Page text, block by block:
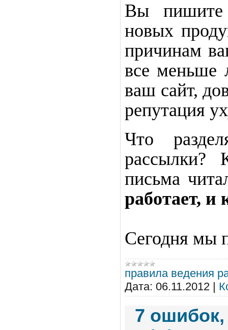
Вы пишите
новых
причинам
все меньше
ваш сайт,
репутация
Что
рассылки?
письма
работает, и
Сегодня мы
правила ведения
Дата: 06.11.2012
7